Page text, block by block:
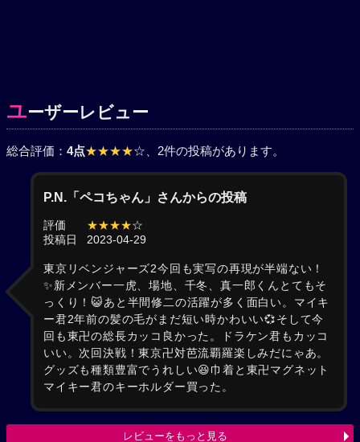
ユーザーレビュー
総合評価： 4点★★★★☆ 、2件の投稿があります。
P.N.「ペコちゃん」さんからの投稿
評価 ★★★★☆
投稿日
2023-04-29
東京リベンジャーズ2今回も実写の再現が半端ない！
✨新メンバー一虎、場地、千冬、真一郎くんとてもそ
っくり！😺あと半間修二の活躍が多く面白い。マイキ
ー君2年前の髪の毛がまだ短い時かわいい💞そして今
回も東卍の総長カッコ良かった。ドラケン君もカッコ
いい。次回決戦！東京卍対芭流覇羅楽しみだにゃあ。
グッズも種類豊富でうれしい😆巾着と東卍マグネット
マイキー君のキーホルダー買った。
レビューをもっと見る